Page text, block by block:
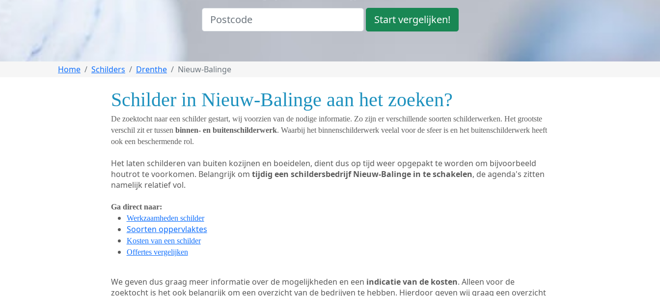
Start vergelijken!
Home Schilders Drenthe Nieuw-Balinge
Schilder in Nieuw-Balinge aan het zoeken?
De zoektocht naar een schilder gestart, wij voorzien van de nodige informatie. Zo zijn er verschillende soorten schilderwerken. Het grootste
verschil zit er tussen binnen- en buitenschilderwerk. Waarbij het binnenschilderwerk veelal voor de sfeer is en het buitenschilderwerk heeft
ook een beschermende rol.
Het laten schilderen van buiten kozijnen en boeidelen, dient dus op tijd weer opgepakt te worden om bijvoorbeeld
houtrot te voorkomen. Belangrijk om tijdig een schildersbedrijf Nieuw-Balinge in te schakelen, de agenda's zitten
namelijk relatief vol.
Ga direct naar:
Werkzaamheden schilder
Soorten oppervlaktes
Kosten van een schilder
Offertes vergelijken
We geven dus graag meer informatie over de mogelijkheden en een indicatie van de kosten. Alleen voor de
zoektocht is het ook belangrijk om een overzicht van de bedrijven te hebben. Hierdoor geven wij graag een overzicht